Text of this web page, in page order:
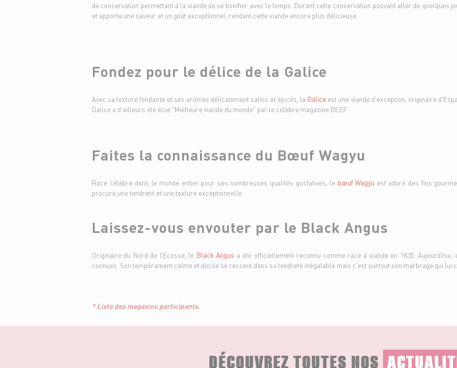
de conservation permettant à la viande de se bonifier avec le temps. Durant cette conservation pouvant aller de quelques
et apporte une saveur et un goût exceptionnel, rendant cette viande encore plus délicieuse.
Fondez pour le délice de la Galice
Avec sa texture fondante et ses arômes délicatement salins et épicés, la Galice est une viande d'exception, originaire
Galice a d'ailleurs été élue "Meilleure viande du monde" par le célèbre magazine BEEF.
Faites la connaissance du Bœuf Wagyu
Race célèbre dans le monde entier pour ses nombreuses qualités gustatives, le bœuf Wagyu est adoré des fins
procure une tendreté et une texture exceptionnelle.
Laissez-vous envouter par le Black Angus
Originaire du Nord de l’Ecosse, le Black Angus a été officiellement reconnu comme race à viande en 1835.
connues. Son tempérament calme et docile se ressent dans sa tendreté inégalable mais c’est surtout son marbrage qui lui
* Liste des magasins participants.
DÉCOUVREZ TOUTES NOS